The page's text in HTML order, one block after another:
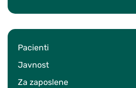
Pacienti
Javnost
Za zaposlene